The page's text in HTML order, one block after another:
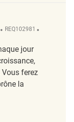
ReqId
REQ102981
jour
ferez
la